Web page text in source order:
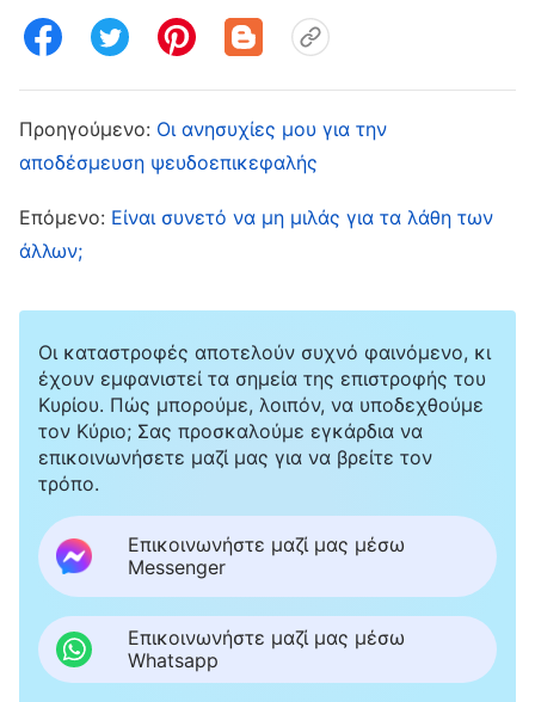
και τα ελαττώματά τους, να μη ζουν μέσα στην
αρνητικότητα και την παρανόηση. Όταν η Λιου
Τζινγκ διάβασε το γράμμα μου, είπε: «Εσύ δεν
ήθελες να τους γράψεις για την επιπολαιότητα
με την οποία εκτελούν τα καθήκοντά τους; Γιατί
δεν τους μιλάς ευθέως; Λες να αναγνωρίσουν
έτσι το πρόβλημά τους;» Όταν το άκουσα αυτό
τους μιλούσα ευθέως δεν θα είχε κανένα
αποτέλεσμα. Φοβήθηκα, όμως, μην τους κάνω
κακή εντύπωση, και βρήκα μια δικαιολογία για
να παρακάμψω το θέμα.
Τον Φεβρουάριο, πήγα στην ομάδα τους για να
συζητήσουμε για το έργο. Δεν ήθελα να
κρατήσω απόσταση από εκείνες και είπα στον
εαυτό μου ότι έπρεπε να είμαι ευγενική μαζί
τους, να προσέξω τις διατυπώσεις μου και να
Προηγούμενο: Οι ανησυχίες μου για την
αποδέσμευση ψευδοεπικεφαλής
Επόμενο: Είναι συνετό να μη μιλάς για τα λάθη των
άλλων;
Οι καταστροφές αποτελούν συχνό φαινόμενο, κι
έχουν εμφανιστεί τα σημεία της επιστροφής του
Κυρίου. Πώς μπορούμε, λοιπόν, να υποδεχθούμε
τον Κύριο; Σας προσκαλούμε εγκάρδια να
επικοινωνήσετε μαζί μας για να βρείτε τον
τρόπο.
Επικοινωνήστε μαζί μας μέσω
Messenger
Επικοινωνήστε μαζί μας μέσω
Whatsapp